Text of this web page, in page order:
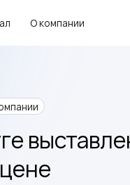
О компании